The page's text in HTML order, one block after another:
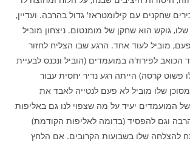
שחקנים עם קילומטראז' גדול בהרבה. ועדיין,
שלו, גוקש הוא שחקן של מומנטום. ניצחון מוביל
מוביל לעוד אחד. הרגע שבו הצליח לחזור
לפירוז'ה במועמדים (הוביל ונכנס לבעיית
פשוט קרסה) הייתה רגע נדיר יחסית עבור
שלו מוביל לא פעם לנטייה לאבד את
המועמדים יעיד על מה שצפוי לנו גם באליפות
וגם להפסיד (בדומה לאליפות הקודמת)
להצלחה שלו בשבועות הקרובים. אם הלחץ